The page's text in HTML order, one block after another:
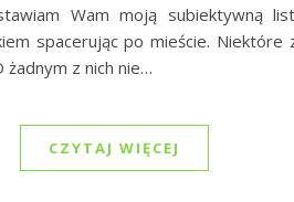
Wam moją subiektywną
spacerując po mieście. Niektóre
z nich nie…
CZYTAJ WIĘCEJ